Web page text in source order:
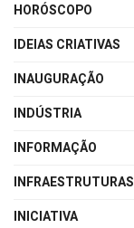
HORÓSCOPO
IDEIAS CRIATIVAS
INAUGURAÇÃO
INDÚSTRIA
INFORMAÇÃO
INFRAESTRUTURAS
INICIATIVA